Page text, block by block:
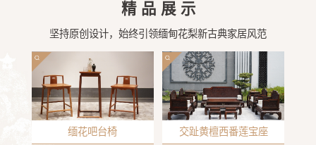
精品展示
坚持原创设计，始终引领缅甸花梨新古典家居风范
缅花吧台椅 交趾黄檀西番莲宝座